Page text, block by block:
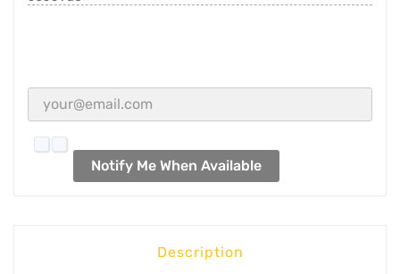
Notify Me When Available
Description